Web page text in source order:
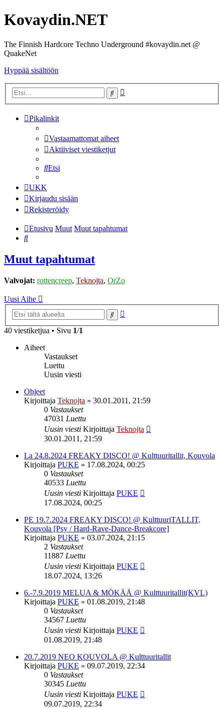
Kovaydin.NET
The Finnish Hardcore Techno Underground #kovaydin.net @
QuakeNet
Hyppää sisältöön
Etsi
Pikalinkit
Vastaamattomat aiheet
Aktiiviset viestiketjut
Etsi
UKK
Kirjaudu sisään
Rekisteröidy
Etusivu Muut Muut tapahtumat
Etsi
Muut tapahtumat
Valvojat: rottencreep, Teknojta, OrZo
Uusi Aihe
Etsi
40 viestiketjua • Sivu 1/1
Aiheet
Vastaukset
Luettu
Uusin viesti
Ohjeet
Kirjoittaja Teknojta » 30.01.2011, 21:59
0 Vastaukset
47031 Luettu
Uusin viesti Kirjoittaja Teknojta
30.01.2011, 21:59
La 24.8.2024 FREAKY DISCO! @ Kulttuuritallit, Kouvola
Kirjoittaja PUKE » 17.08.2024, 00:25
0 Vastaukset
40533 Luettu
Uusin viesti Kirjoittaja PUKE
17.08.2024, 00:25
PE 19.7.2024 FREAKY DISCO! @ KulttuuriTALLIT,
Kouvola [Psy / Hard-Rave-Dance-Breakcore]
Kirjoittaja PUKE » 03.07.2024, 21:15
2 Vastaukset
11887 Luettu
Uusin viesti Kirjoittaja PUKE
18.07.2024, 13:26
6.-7.9.2019 MELUA & MÖKÄÄ @ Kulttuuritallit(KVL)
Kirjoittaja PUKE » 01.08.2019, 21:48
0 Vastaukset
34567 Luettu
Uusin viesti Kirjoittaja PUKE
01.08.2019, 21:48
20.7.2019 NEO KOUVOLA @ Kulttuuritallit
Kirjoittaja PUKE » 09.07.2019, 22:34
0 Vastaukset
30345 Luettu
Uusin viesti Kirjoittaja PUKE
09.07.2019, 22:34